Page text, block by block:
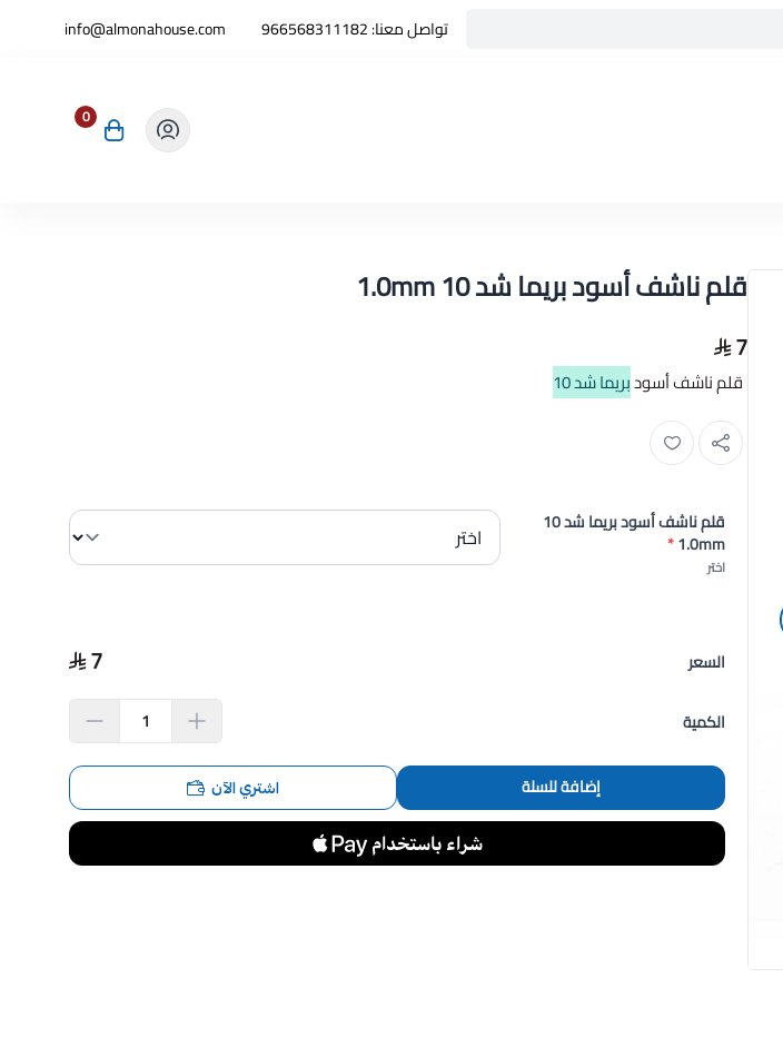
تواصل معنا:966568311182
info@almonahouse.com
0
قلم ناشف أسود بريما شد 10 1.0mm
7
قلم ناشف أسودبريما شد 10
قلم ناشف أسود بريما شد 10
1.0mm
*
اختر
السعر 7
الكمية
إضافة للسلة اشتري الآن